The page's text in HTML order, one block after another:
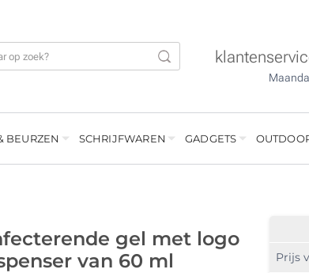
BEURZEN SCHRIJFWAREN GADGETS
gel met logo
van 60 ml
Prijs